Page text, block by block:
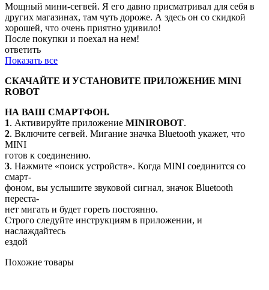
Мощный мини-сегвей. Я его давно присматривал для себя в
других магазинах, там чуть дороже. А здесь он со скидкой
хорошей, что очень приятно удивило!
После покупки и поехал на нем!
ответить
Показать все
СКАЧАЙТЕ И УСТАНОВИТЕ ПРИЛОЖЕНИЕ MINI
ROBOT
НА ВАШ СМАРТФОН.
1. Активируйте приложение MINIROBOT.
2. Включите сегвей. Мигание значка Bluetooth укажет, что
MINI
готов к соединению.
3. Нажмите «поиск устройств». Когда MINI соединится со
смарт-
фоном, вы услышите звуковой сигнал, значок Bluetooth
переста-
нет мигать и будет гореть постоянно.
Строго следуйте инструкциям в приложении, и
наслаждайтесь
ездой
Похожие товары